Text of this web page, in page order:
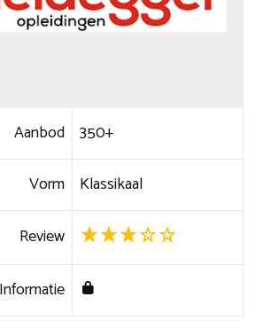
Aanbod 350+
Vorm Klassikaal
Review
Informatie